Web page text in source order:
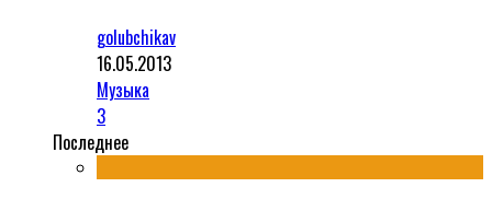
golubchikav
16.05.2013
Музыка
3
Последнее